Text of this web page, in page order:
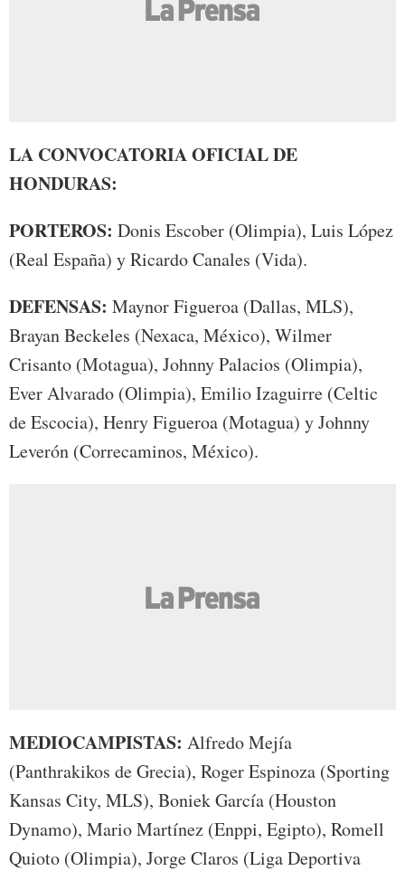
LA CONVOCATORIA OFICIAL DE
HONDURAS:
PORTEROS: Donis Escober (Olimpia), Luis López
(Real España) y Ricardo Canales (Vida).
DEFENSAS: Maynor Figueroa (Dallas, MLS),
Brayan Beckeles (Nexaca, México), Wilmer
Crisanto (Motagua), Johnny Palacios (Olimpia),
Ever Alvarado (Olimpia), Emilio Izaguirre (Celtic
de Escocia), Henry Figueroa (Motagua) y Johnny
Leverón (Correcaminos, México).
MEDIOCAMPISTAS: Alfredo Mejía
(Panthrakikos de Grecia), Roger Espinoza (Sporting
Kansas City, MLS), Boniek García (Houston
Dynamo), Mario Martínez (Enppi, Egipto), Romell
Quioto (Olimpia), Jorge Claros (Liga Deportiva